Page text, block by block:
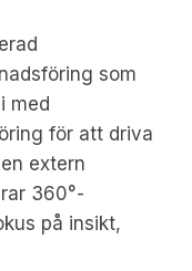
som
med
för att driva
extern
360°-
på insikt,